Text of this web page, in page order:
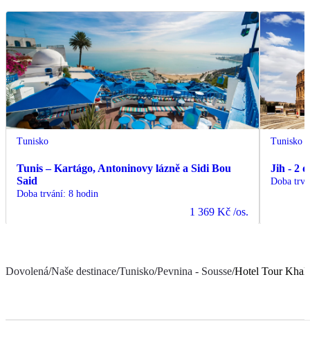
Tunisko
Tunis – Kartágo, Antoninovy lázně a Sidi Bou
Said
Doba trvání: 8 hodin
1 369 Kč /os.
Tunisko
Jih - 2
Doba
Dovolená/Naše destinace/Tunisko/Pevnina - Sousse/Hotel Tour